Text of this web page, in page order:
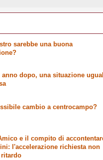
sarebbe una buona
anno dopo, una situazione
cambio a centrocampo?
e il compito di
l'accelerazione richiesta non